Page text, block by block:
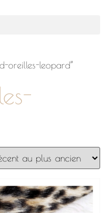
oreilles-leopard”